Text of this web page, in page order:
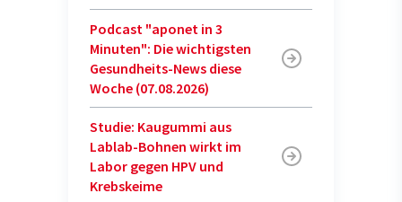
Podcast "aponet in 3
Minuten": Die wichtigsten
Gesundheits-News diese
Woche (07.08.2026)
Studie: Kaugummi aus
Lablab-Bohnen wirkt im
Labor gegen HPV und
Krebskeime